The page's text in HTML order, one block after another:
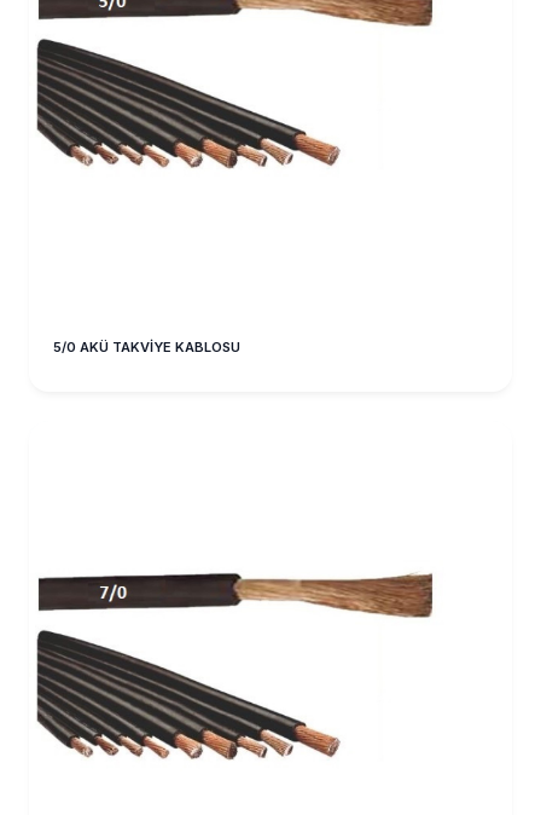
5/0 AKÜ TAKVİYE KABLOSU